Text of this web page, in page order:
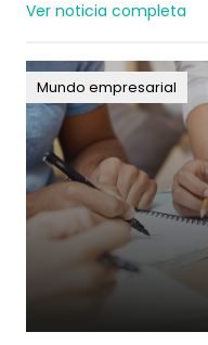
Ver noticia completa
Mundo empresarial